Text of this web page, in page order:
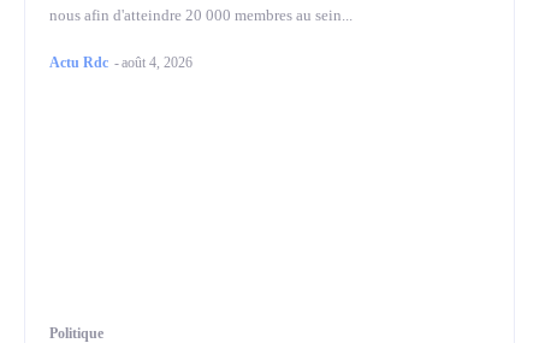
nous afin d'atteindre 20 000 membres au sein...
Actu Rdc -août 4, 2026
Politique